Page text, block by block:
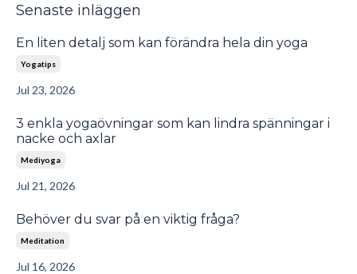
Senaste inläggen
En liten detalj som kan förändra hela din yoga
Yogatips
Jul 23, 2026
3 enkla yogaövningar som kan lindra spänningar i
nacke och axlar
Mediyoga
Jul 21, 2026
Behöver du svar på en viktig fråga?
Meditation
Jul 16, 2026